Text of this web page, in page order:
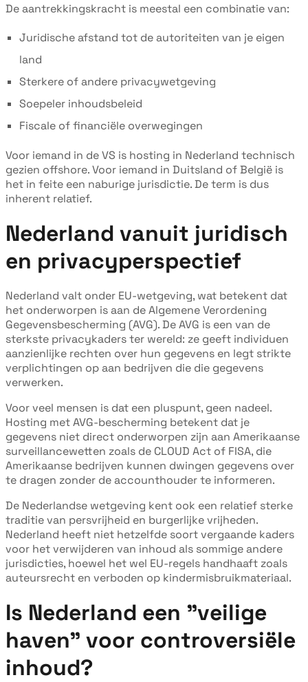
De aantrekkingskracht is meestal een combinatie van:
Juridische afstand tot de autoriteiten van je eigen
land
Sterkere of andere privacywetgeving
Soepeler inhoudsbeleid
Fiscale of financiële overwegingen
Voor iemand in de VS is hosting in Nederland technisch
gezien offshore. Voor iemand in Duitsland of België is
het in feite een naburige jurisdictie. De term is dus
inherent relatief.
Nederland vanuit juridisch
en privacyperspectief
Nederland valt onder EU-wetgeving, wat betekent dat
het onderworpen is aan de Algemene Verordening
Gegevensbescherming (AVG). De AVG is een van de
sterkste privacykaders ter wereld: ze geeft individuen
aanzienlijke rechten over hun gegevens en legt strikte
verplichtingen op aan bedrijven die die gegevens
verwerken.
Voor veel mensen is dat een pluspunt, geen nadeel.
Hosting met AVG-bescherming betekent dat je
gegevens niet direct onderworpen zijn aan Amerikaanse
surveillancewetten zoals de CLOUD Act of FISA, die
Amerikaanse bedrijven kunnen dwingen gegevens over
te dragen zonder de accounthouder te informeren.
De Nederlandse wetgeving kent ook een relatief sterke
traditie van persvrijheid en burgerlijke vrijheden.
Nederland heeft niet hetzelfde soort vergaande kaders
voor het verwijderen van inhoud als sommige andere
jurisdicties, hoewel het wel EU-regels handhaaft zoals
auteursrecht en verboden op kindermisbruikmateriaal.
Is Nederland een "veilige
haven" voor controversiële
inhoud?